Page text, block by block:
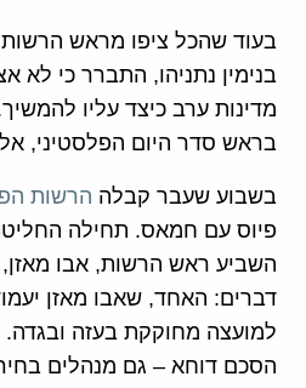
בעוד שהכל ציפו מראש
בנימין נתניהו, התברר כי לא
מדינות ערב כיצד עליו
בראש סדר היום הפלסטיני,
בשבוע שעבר קבלה הרשות
פיוס עם חמאס. תחילה
השביע ראש הרשות, אבו
דברים: האחד, שאבו מאזן
למועצה מחוקקת בעזה
הסכם דוחא – גם מנהלים